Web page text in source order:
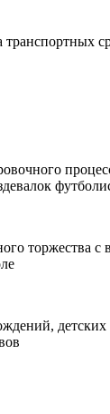
транспортных
торжества с
детских